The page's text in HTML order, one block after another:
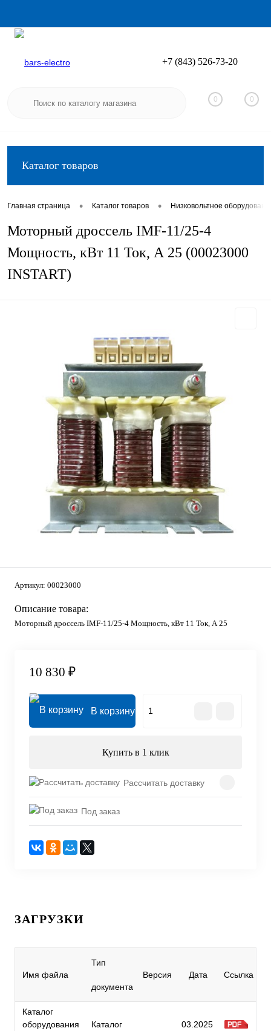
Вход
+7 (843) 526-73-20
0 0
Каталог товаров
Главная страница • Каталог товаров • Низковольтное
Моторный дроссель IMF-11/25-4
Мощность, кВт 11 Ток, А 25 (00023000
INSTART)
Артикул: 00023000
Описание товара:
Моторный дроссель IMF-11/25-4 Мощность, кВт 11 Ток, А 25
10 830 ₽
В корзину
Купить в 1 клик
Рассчитать доставку
Под заказ
ЗАГРУЗКИ
Имя файла
Тип
документа
Версия Дата Ссылка
Каталог
оборудования
Каталог 03.2025